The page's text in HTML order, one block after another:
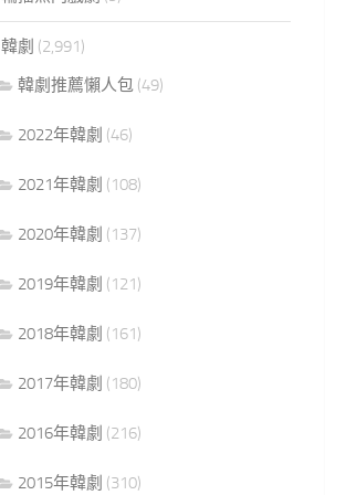
韓劇 (2,991)
韓劇推薦懶人包 (49)
2022年韓劇 (46)
2021年韓劇 (108)
2020年韓劇 (137)
2019年韓劇 (121)
2018年韓劇 (161)
2017年韓劇 (180)
2016年韓劇 (216)
2015年韓劇 (310)